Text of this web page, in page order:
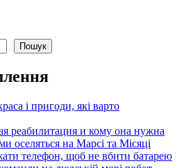
Пошук
і пригоди, які варто
реабилитация и кому она нужна
оселяться на Марсі та Місяці
телефон, щоб не вбити батарею